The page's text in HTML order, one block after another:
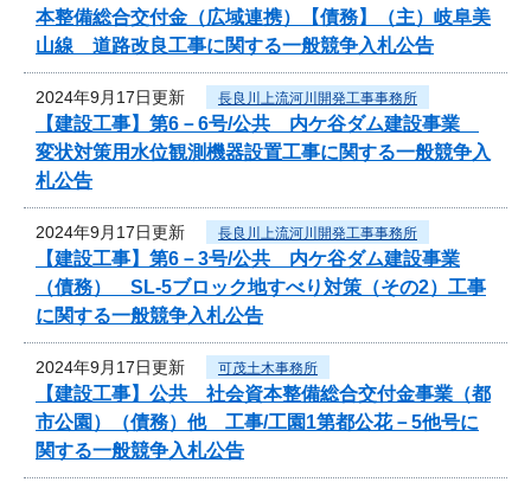
本整備総合交付金（広域連携）【債務】（主）岐阜美
山線 道路改良工事に関する一般競争入札公告
2024年9月17日更新 長良川上流河川開発工事事務所
【建設工事】第6－6号/公共 内ケ谷ダム建設事業
変状対策用水位観測機器設置工事に関する一般競争入
札公告
2024年9月17日更新 長良川上流河川開発工事事務所
【建設工事】第6－3号/公共 内ケ谷ダム建設事業
（債務） SL-5ブロック地すべり対策（その2）工事
に関する一般競争入札公告
2024年9月17日更新 可茂土木事務所
【建設工事】公共 社会資本整備総合交付金事業（都
市公園）（債務）他 工事/工園1第都公花－5他号に
関する一般競争入札公告